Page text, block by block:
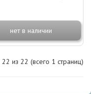
нет в наличии
22 из 22 (всего 1 страниц)